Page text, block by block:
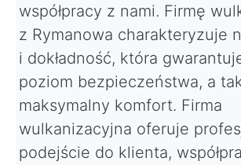
współpracy z nami. Firmę
z Rymanowa charakteryzuje
i dokładność, która
poziom bezpieczeństwa, a
maksymalny komfort. Firma
wulkanizacyjna oferuje
podejście do klienta,